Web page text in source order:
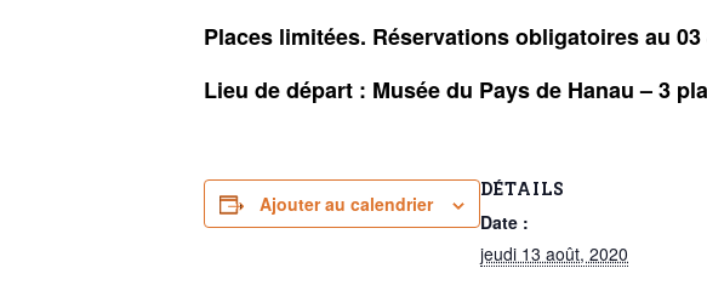
Places limitées. Réservations obligatoires au
Lieu de départ : Musée du Pays de Hanau – 3
Ajouter au calendrier
DÉTAILS
Date :
jeudi 13 août, 2020